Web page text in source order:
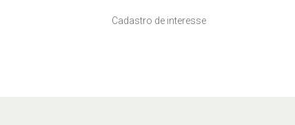
Cadastro de interesse